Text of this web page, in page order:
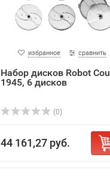
избранное сравнить
Набор дисков Robot
1945, 6 дисков
(0)
44 161,27 руб.